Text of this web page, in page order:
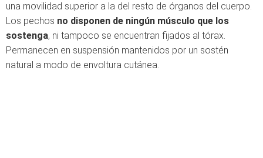
una movilidad superior a la del resto de órganos del cuerpo.
Los pechos no disponen de ningún músculo que los
sostenga, ni tampoco se encuentran fijados al tórax.
Permanecen en suspensión mantenidos por un sostén
natural a modo de envoltura cutánea.